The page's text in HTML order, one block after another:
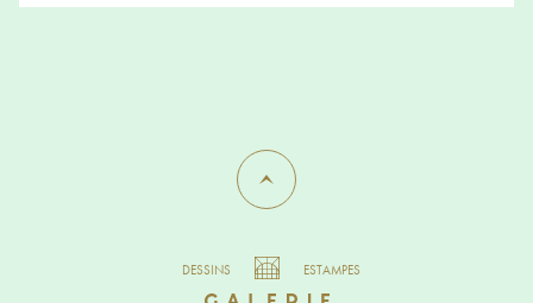
DESSINS ESTAMPES